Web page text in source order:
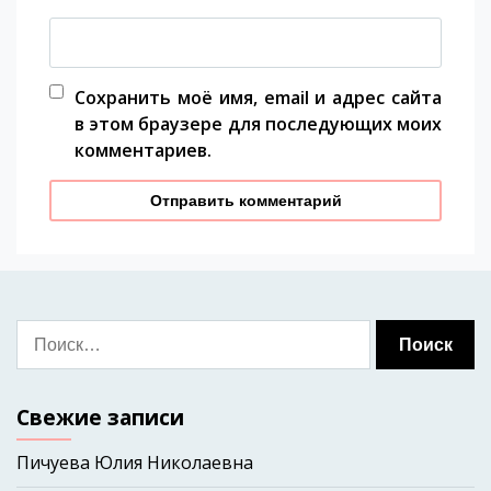
Сохранить моё имя, email и адрес сайта
в этом браузере для последующих моих
комментариев.
Свежие записи
Пичуева Юлия Николаевна